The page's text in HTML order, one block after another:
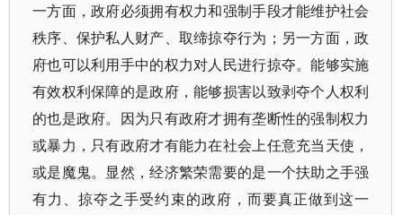
一方面，政府必须拥有权力和强制手段才能维护社会
秩序、保护私人财产、取缔掠夺行为；另一方面，政
府也可以利用手中的权力对人民进行掠夺。能够实施
有效权利保障的是政府，能够损害以致剥夺个人权利
的也是政府。因为只有政府才拥有垄断性的强制权力
或暴力，只有政府才有能力在社会上任意充当天使，
或是魔鬼。显然，经济繁荣需要的是一个扶助之手强
有力、掠夺之手受约束的政府，而要真正做到这一